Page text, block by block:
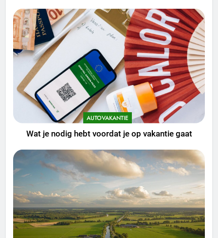
AUTOVAKANTIE
Wat je nodig hebt voordat je op vakantie gaat